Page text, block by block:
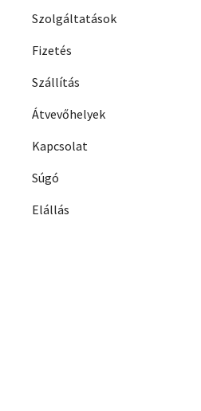
Szolgáltatások
Fizetés
Szállítás
Átvevőhelyek
Kapcsolat
Súgó
Elállás